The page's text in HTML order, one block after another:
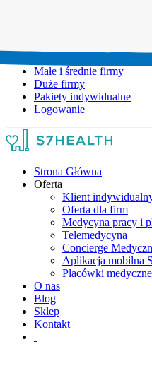
Małe i średnie firmy
Duże firmy
Pakiety indywidualne
Logowanie
Strona Główna
Oferta
Klient
Oferta dla firm
Medycyna pracy i
Telemedycyna
Concierge
Aplikacja mobilna
Placówki medyczne
O nas
Blog
Sklep
Kontakt